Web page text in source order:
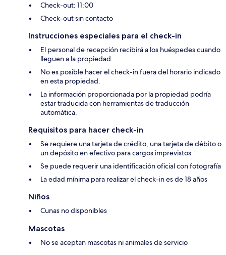
Check-out: 11:00
Check-out sin contacto
Instrucciones especiales para el check-in
El personal de recepción recibirá a los huéspedes cuando
lleguen a la propiedad.
No es posible hacer el check-in fuera del horario indicado
en esta propiedad.
La información proporcionada por la propiedad podría
estar traducida con herramientas de traducción
automática.
Requisitos para hacer check-in
Se requiere una tarjeta de crédito, una tarjeta de débito o
un depósito en efectivo para cargos imprevistos
Se puede requerir una identificación oficial con fotografía
La edad mínima para realizar el check-in es de 18 años
Niños
Cunas no disponibles
Mascotas
No se aceptan mascotas ni animales de servicio